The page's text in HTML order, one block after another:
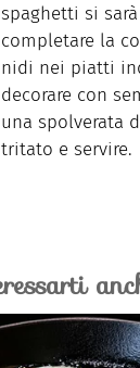
spaghetti si
completare la
nidi nei piatti
decorare con
una spolverata
tritato e servire.